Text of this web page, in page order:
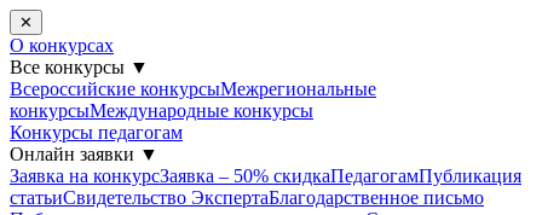
✕
О конкурсах
Все конкурсы ▼
Всероссийские конкурсыМежрегиональные
конкурсыМеждународные конкурсы
Конкурсы педагогам
Онлайн заявки ▼
Заявка на конкурсЗаявка – 50% скидкаПедагогамПубликация
статьиСвидетельство ЭкспертаБлагодарcтвенное письмо